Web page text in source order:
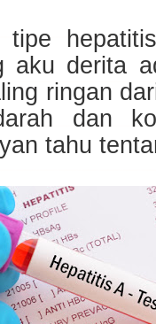
aku derita
ringan
dan
tahu